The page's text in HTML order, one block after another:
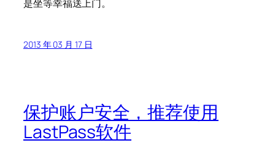
是坐等幸福送上门。
2013 年 03 月 17 日
保护账户安全，推荐使用
LastPass软件